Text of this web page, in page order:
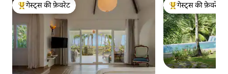
गेस्ट्स का टॉप फ़ेवरेट
गेस्ट्स की फ़ेवरेट
गेस्ट्स का टॉप फ़ेवरेट
गेस्ट्स की फ़ेवरेट